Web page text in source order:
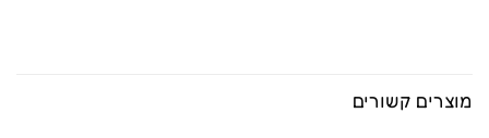
מוצרים קשורים